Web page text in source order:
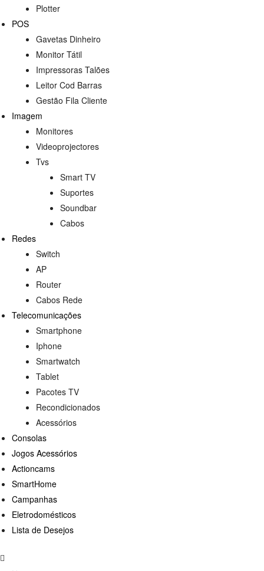
Plotter
POS
Gavetas Dinheiro
Monitor Tátil
Impressoras Talões
Leitor Cod Barras
Gestão Fila Cliente
Imagem
Monitores
Videoprojectores
Tvs
Smart TV
Suportes
Soundbar
Cabos
Redes
Switch
AP
Router
Cabos Rede
Telecomunicações
Smartphone
Iphone
Smartwatch
Tablet
Pacotes TV
Recondicionados
Acessórios
Consolas
Jogos Acessórios
Actioncams
SmartHome
Campanhas
Eletrodomésticos
Lista de Desejos